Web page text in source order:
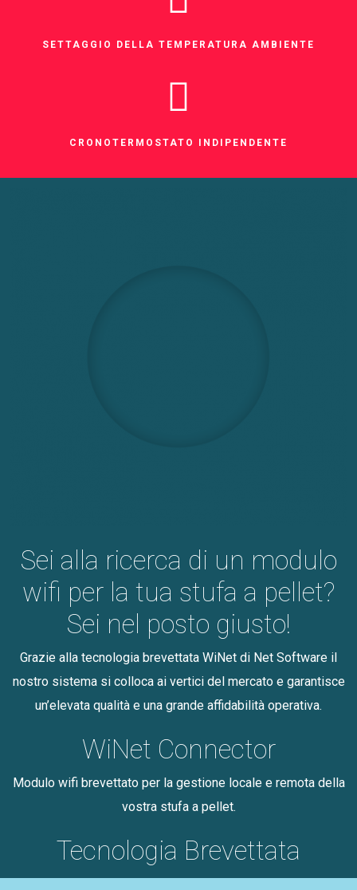
SETTAGGIO DELLA TEMPERATURA AMBIENTE
CRONOTERMOSTATO INDIPENDENTE
Sei alla ricerca di un modulo
wifi per la tua stufa a pellet?
Sei nel posto giusto!
Grazie alla tecnologia brevettata WiNet di Net Software il
nostro sistema si colloca ai vertici del mercato e garantisce
un’elevata qualità e una grande affidabilità operativa.
WiNet Connector
Modulo wifi brevettato per la gestione locale e remota della
vostra stufa a pellet.
Tecnologia Brevettata